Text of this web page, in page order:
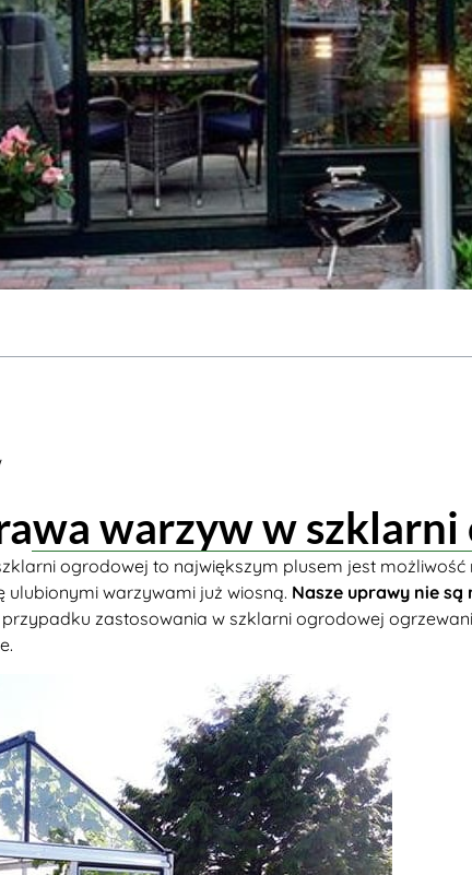
warzyw w
ogrodowej to największym plusem jest możliwość
ulubionymi warzywami już wiosną. Nasze uprawy nie
przypadku zastosowania w szklarni ogrodowej